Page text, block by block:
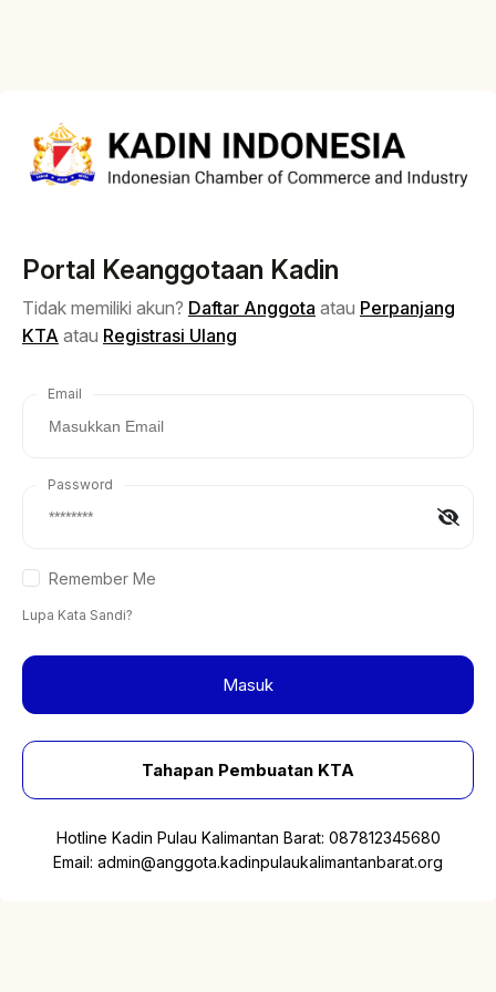
Portal Keanggotaan Kadin
Tidak memiliki akun? Daftar Anggota atau Perpanjang
KTA atau Registrasi Ulang
Email
Password
Remember Me
Lupa Kata Sandi?
Masuk
Tahapan Pembuatan KTA
Hotline Kadin Pulau Kalimantan Barat: 087812345680
Email: admin@anggota.kadinpulaukalimantanbarat.org